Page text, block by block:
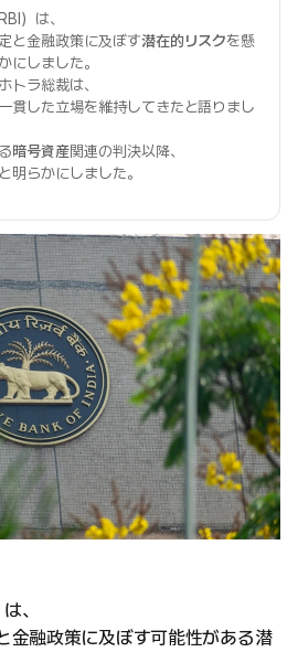
）は、
と金融政策に及ぼす潜在的リスクを懸
にしました。
トラ総裁は、
貫した立場を維持してきたと語りまし
暗号資産関連の判決以降、
明らかにしました。
、
金融政策に及ぼす可能性がある潜